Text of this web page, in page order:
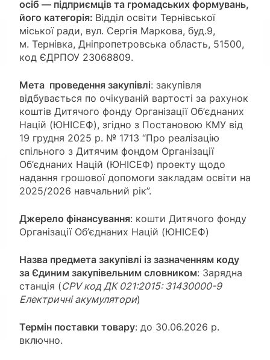
осіб — підприємців та громадських формувань,
його категорія: Відділ освіти Тернівської
міської ради, вул. Сергія Маркова, буд.9,
м. Тернівка, Дніпропетровська область, 51500,
код ЄДРПОУ 23068809.
Мета проведення закупівлі: закупівля
відбувається по очікуваній вартості за рахунок
коштів Дитячого фонду Організації Об’єднаних
Націй (ЮНІСЕФ), згідно з Постановою КМУ від
19 грудня 2025 р. № 1713 “Про реалізацію
спільного з Дитячим фондом Організації
Об’єднаних Націй (ЮНІСЕФ) проекту щодо
надання грошової допомоги закладам освіти на
2025/2026 навчальний рік”.
Джерело фінансування: кошти Дитячого фонду
Організації Об’єднаних Націй (ЮНІСЕФ)
Назва предмета закупівлі із зазначенням коду
за Єдиним закупівельним словником: Зарядна
станція (CPV код ДК 021:2015: 31430000-9
Електричні акумулятори)
Термін поставки товару: до 30.06.2026 р.
включно.